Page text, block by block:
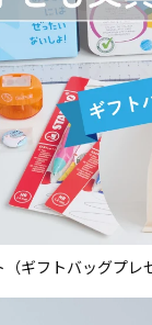
ギフトバッグプレ